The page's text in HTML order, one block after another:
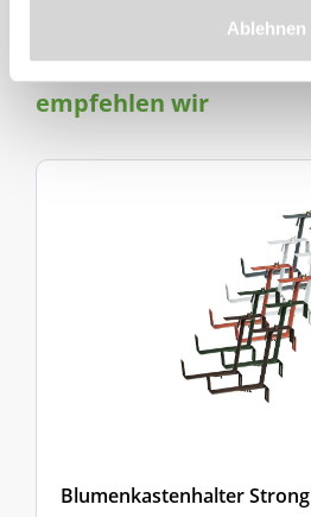
Ablehnen
Produkt
empfehlen wir
Blumenkastenhalter Strong